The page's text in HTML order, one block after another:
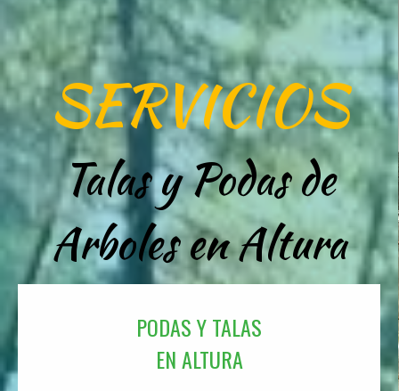
SERVICIOS
Talas y Podas de
Arboles en Altura
PODAS Y TALAS
EN ALTURA